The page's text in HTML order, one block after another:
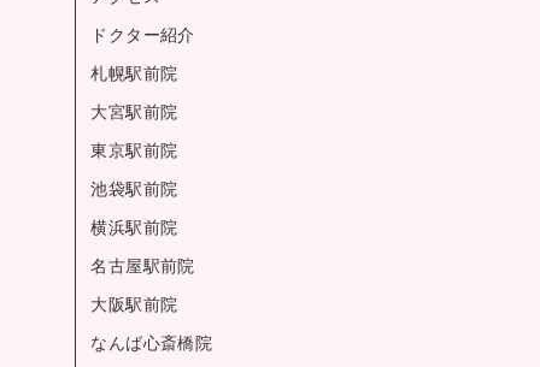
ドクター紹介
札幌駅前院
大宮駅前院
東京駅前院
池袋駅前院
横浜駅前院
名古屋駅前院
大阪駅前院
なんば心斎橋院